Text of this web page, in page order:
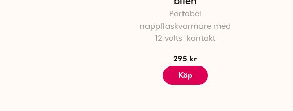
Portabel
nappflaskvärmare med
12 volts-kontakt
295 kr
Köp